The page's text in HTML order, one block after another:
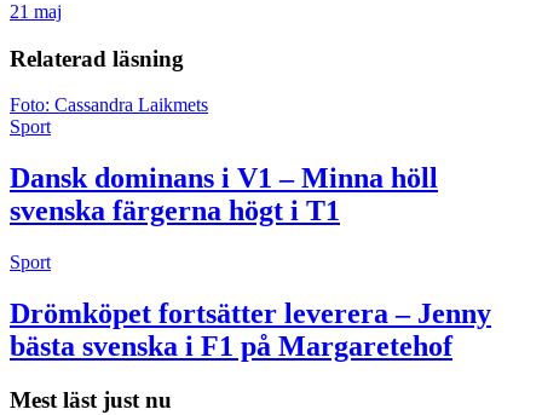
21 maj
Relaterad läsning
Foto: Cassandra Laikmets
Sport
Dansk dominans i V1 – Minna höll
svenska färgerna högt i T1
Sport
Drömköpet fortsätter leverera – Jenny
bästa svenska i F1 på Margaretehof
Mest läst just nu